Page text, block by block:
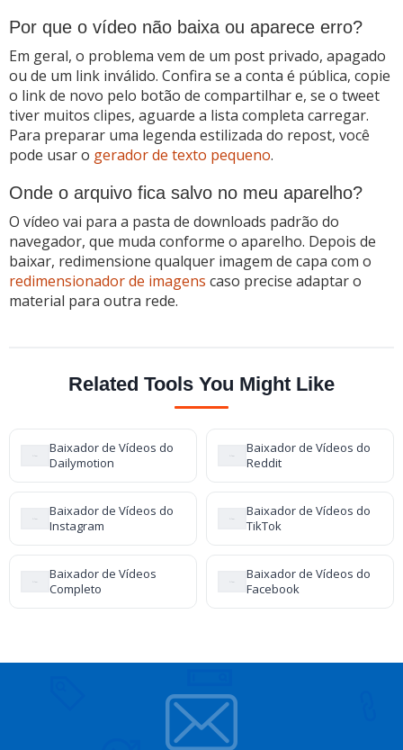
Por que o vídeo não baixa ou aparece erro?
Em geral, o problema vem de um post privado, apagado
ou de um link inválido. Confira se a conta é pública, copie
o link de novo pelo botão de compartilhar e, se o tweet
tiver muitos clipes, aguarde a lista completa carregar.
Para preparar uma legenda estilizada do repost, você
pode usar o gerador de texto pequeno.
Onde o arquivo fica salvo no meu aparelho?
O vídeo vai para a pasta de downloads padrão do
navegador, que muda conforme o aparelho. Depois de
baixar, redimensione qualquer imagem de capa com o
redimensionador de imagens caso precise adaptar o
material para outra rede.
Related Tools You Might Like
Baixador de Vídeos do
Dailymotion
Baixador de Vídeos do
Reddit
Baixador de Vídeos do
Instagram
Baixador de Vídeos do
TikTok
Baixador de Vídeos
Completo
Baixador de Vídeos do
Facebook